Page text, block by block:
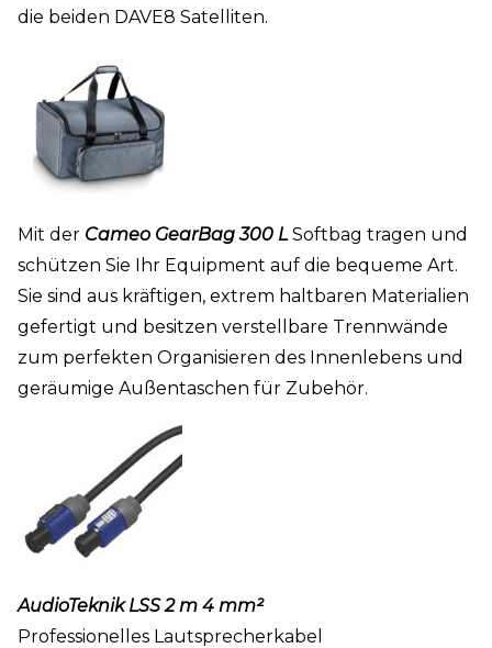
die beiden DAVE8 Satelliten.
Mit der Cameo GearBag 300 L Softbag tragen und
schützen Sie Ihr Equipment auf die bequeme Art.
Sie sind aus kräftigen, extrem haltbaren Materialien
gefertigt und besitzen verstellbare Trennwände
zum perfekten Organisieren des Innenlebens und
geräumige Außentaschen für Zubehör.
AudioTeknik LSS 2 m 4 mm²
Professionelles Lautsprecherkabel